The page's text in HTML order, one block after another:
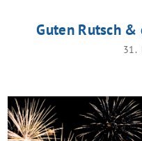
Guten Rutsch &
31.